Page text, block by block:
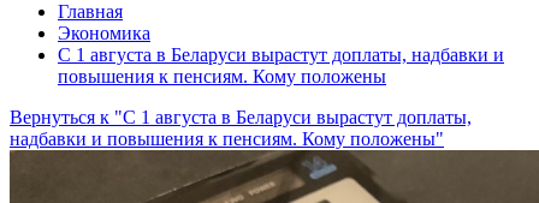
Главная
Экономика
С 1 августа в Беларуси вырастут доплаты, надбавки и
повышения к пенсиям. Кому положены
Вернуться к "С 1 августа в Беларуси вырастут доплаты,
надбавки и повышения к пенсиям. Кому положены"